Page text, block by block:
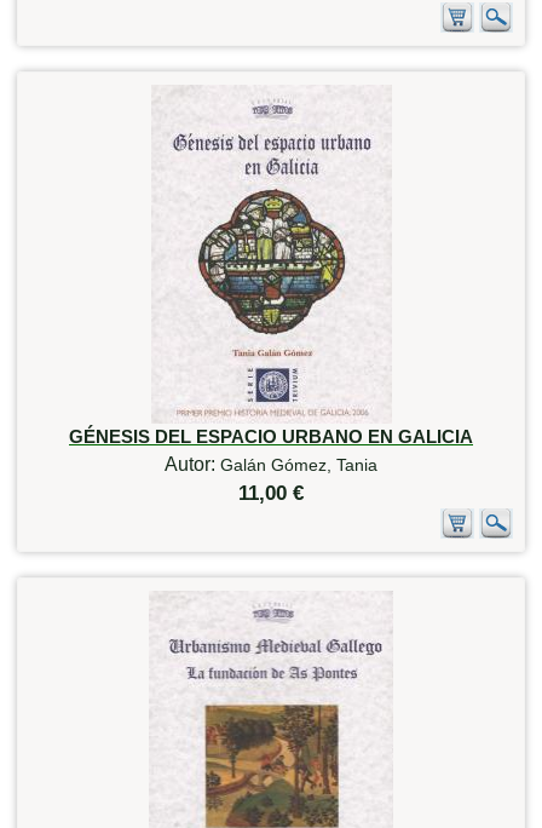
GÉNESIS DEL ESPACIO URBANO EN GALICIA
Autor: Galán Gómez, Tania
11,00 €